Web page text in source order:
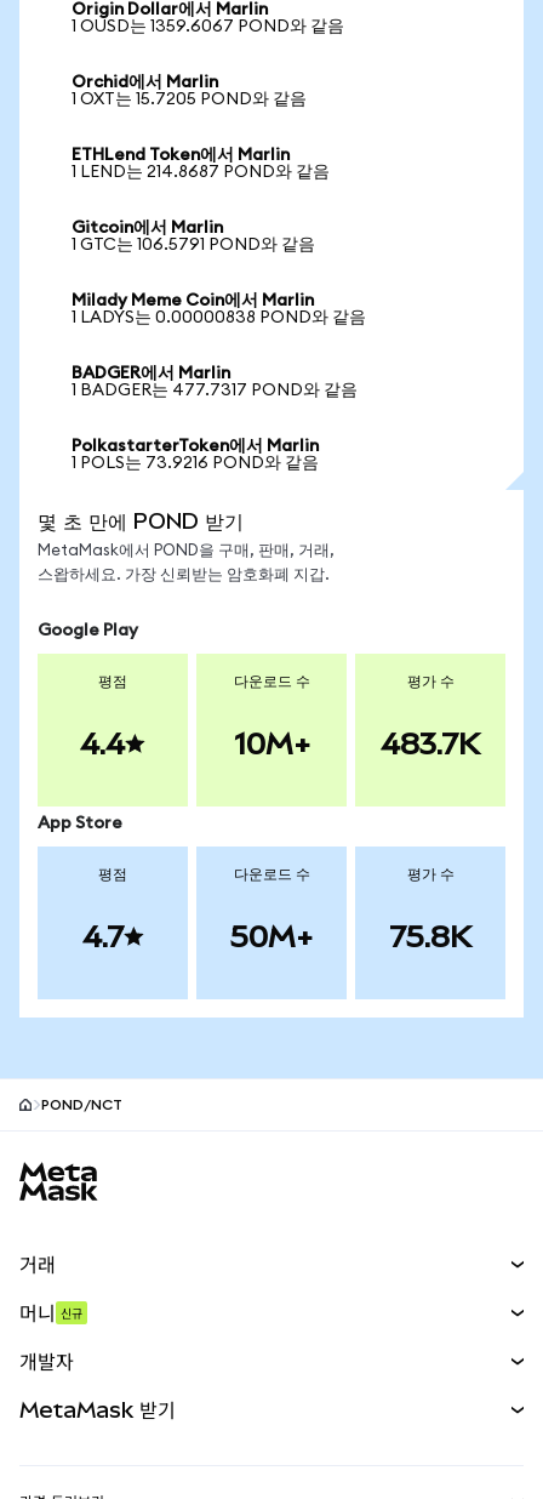
Origin Dollar에서 Marlin
1 OUSD는 1359.6067 POND와 같음
Orchid에서 Marlin
1 OXT는 15.7205 POND와 같음
ETHLend Token에서 Marlin
1 LEND는 214.8687 POND와 같음
Gitcoin에서 Marlin
1 GTC는 106.5791 POND와 같음
Milady Meme Coin에서 Marlin
1 LADYS는 0.00000838 POND와 같음
BADGER에서 Marlin
1 BADGER는 477.7317 POND와 같음
PolkastarterToken에서 Marlin
1 POLS는 73.9216 POND와 같음
몇 초 만에 POND 받기
MetaMask에서 POND을 구매, 판매, 거래,
스왑하세요. 가장 신뢰받는 암호화폐 지갑.
Google Play
평점
4.4
다운로드 수
10M+
평가 수
483.7K
App Store
평점
4.7
다운로드 수
50M+
평가 수
75.8K
POND/NCT
거래
무기한 선물
실물자산
머니 신규
개발자
MetaMask 받기